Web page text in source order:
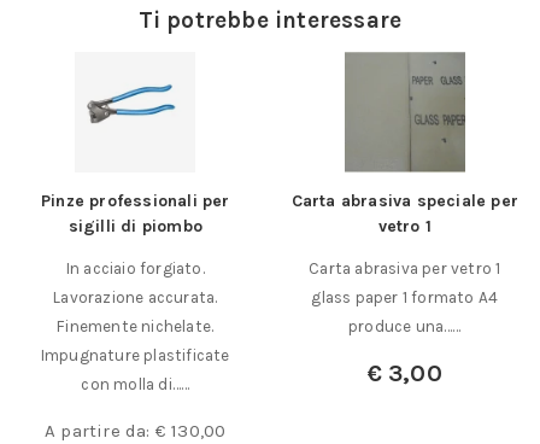
Ti potrebbe interessare
Pinze professionali per
sigilli di piombo
In acciaio forgiato.
Lavorazione accurata.
Finemente nichelate.
Impugnature plastificate
con molla di……
A partire da: € 130,00
Carta abrasiva speciale per
vetro 1
Carta abrasiva per vetro 1
glass paper 1 formato A4
produce una……
€3,00